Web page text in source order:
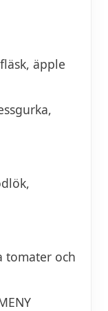
äpple
tomater och